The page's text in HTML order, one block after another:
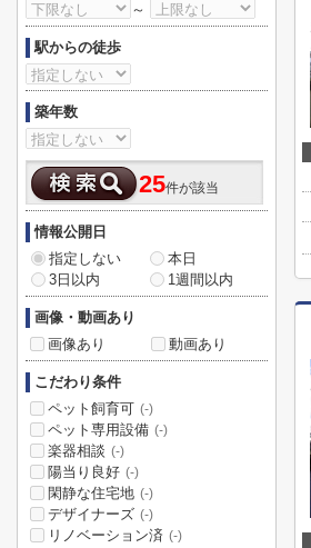
～
駅からの徒歩
築年数
25件が該当
情報公開日
指定しない
本日
3日以内
1週間以内
画像・動画あり
画像あり
動画あり
こだわり条件
ペット飼育可 (-)
ペット専用設備 (-)
楽器相談 (-)
陽当り良好 (-)
閑静な住宅地 (-)
デザイナーズ (-)
リノベーション済 (-)